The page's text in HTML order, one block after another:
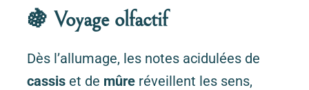
🍇 Voyage olfactif
Dès l’allumage, les notes acidulées de
cassis et de mûre réveillent les sens,